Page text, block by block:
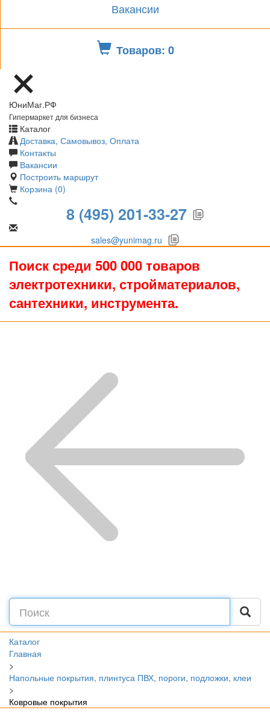
Вакансии
Товаров: 0
ЮниМаг.РФ
Гипермаркет для бизнеса
Каталог
Доставка, Самовывоз, Оплата
Контакты
Вакансии
Построить маршрут
Корзина (0)
8 (495) 201-33-27
sales@yunimag.ru
Поиск среди 500 000 товаров
электротехники, стройматериалов,
сантехники, инструмента.
Каталог
Главная
>
Напольные покрытия, плинтуса ПВХ, пороги, подложки, клеи
>
Ковровые покрытия